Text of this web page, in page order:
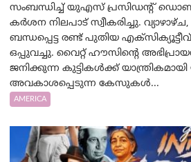
സംബന്ധിച്ച് യുഎസ് പ്രസിഡന്റ്
കർശന നിലപാട് സ്വീകരിച്ചു.
ബന്ധപ്പെട്ട രണ്ട് പുതിയ
ഒപ്പുവച്ചു. വൈറ്റ് ഹൗസിന്റെ
ജനിക്കുന്ന കുട്ടികൾക്ക്
അവകാശപ്പെടുന്ന കേസുകൾ...
AMERICA